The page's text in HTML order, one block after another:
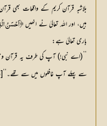
بلاشبہ قرآن کریم کے واقعات بھی
ہیں، اور اللہ تعالیٰ نے انھیں﴿اَحْسَنُ
باری تعالیٰ ہے:
’’(اے نبی!) آپ کی طرف یہ قرآن وحی
سے پہلے آپ غافلوں میں سے تھے۔‘‘[3]